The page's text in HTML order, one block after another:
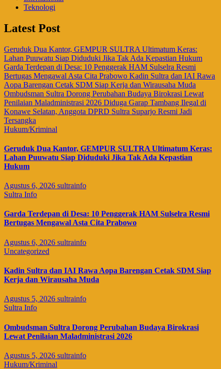
Teknologi
Latest Post
Geruduk Dua Kantor, GEMPUR SULTRA Ultimatum Keras:
Lahan Puuwatu Siap Diduduki Jika Tak Ada Kepastian Hukum
Garda Terdepan di Desa: 10 Penggerak HAM Sulselra Resmi
Bertugas Mengawal Asta Cita Prabowo Kadin Sultra dan IAI Rawa
Aopa Barengan Cetak SDM Siap Kerja dan Wirausaha Muda
Ombudsman Sultra Dorong Perubahan Budaya Birokrasi Lewat
Penilaian Maladministrasi 2026 Diduga Garap Tambang Ilegal di
Konawe Selatan, Anggota DPRD Sultra Suparjo Resmi Jadi
Tersangka
Hukum/Kriminal
Geruduk Dua Kantor, GEMPUR SULTRA Ultimatum Keras:
Lahan Puuwatu Siap Diduduki Jika Tak Ada Kepastian
Hukum
Agustus 6, 2026 sultrainfo
Sultra Info
Garda Terdepan di Desa: 10 Penggerak HAM Sulselra Resmi
Bertugas Mengawal Asta Cita Prabowo
Agustus 6, 2026 sultrainfo
Uncategorized
Kadin Sultra dan IAI Rawa Aopa Barengan Cetak SDM Siap
Kerja dan Wirausaha Muda
Agustus 5, 2026 sultrainfo
Sultra Info
Ombudsman Sultra Dorong Perubahan Budaya Birokrasi
Lewat Penilaian Maladministrasi 2026
Agustus 5, 2026 sultrainfo
Hukum/Kriminal